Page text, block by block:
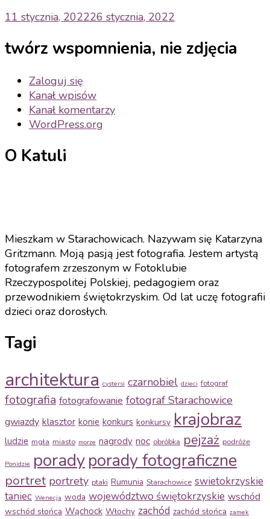
11 stycznia, 202226 stycznia, 2022
twórz wspomnienia, nie zdjęcia
Zaloguj się
Kanał wpisów
Kanał komentarzy
WordPress.org
O Katuli
Mieszkam w Starachowicach. Nazywam się Katarzyna
Gritzmann. Moją pasją jest fotografia. Jestem artystą
fotografem zrzeszonym w Fotoklubie
Rzeczypospolitej Polskiej, pedagogiem oraz
przewodnikiem świętokrzyskim. Od lat uczę fotografii
dzieci oraz dorosłych.
Tagi
architektura cystersi czarnobiel dzieci fotograf
fotografia fotografowanie fotograf Starachowice
gwiazdy klasztor konie konkurs konkursy krajobraz
ludzie mgła miasto morze nagrody noc obróbka pejzaż podróże
Ponidzie poradyporady fotograficzne
portret portrety ptaki Rumunia Starachowice swietokrzyskie
taniec Wenecja woda województwo świętokrzyskie wschód
wschód słońca Wąchock Włochy zachód zachód słońca zamek